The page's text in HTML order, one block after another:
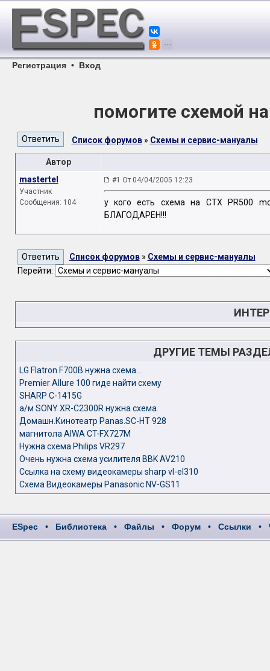
Регистрация • Вход
помогите схемой
Список форумов» Схемы и сервис-мануалы
Автор
mastertel
Участник
Сообщения: 104
#1 От 04/04/2005 12:23
у кого есть схема на CTX PR500
БЛАГОДАРЕН!!!
Список форумов» Схемы и сервис-мануалы
Перейти:
ДРУГИЕ ТЕМЫ
LG Flatron F700B нужна схема...
Premier Allure 100 гиде найти схему
SHARP C-1415G
а/м SONY XR-C2300R нужна схема.
Домашн.Кинотеатр Panas.SC-HT 928
магнитола AIWA CT-FX727M
Нужна схема Philips VR297
Очень нужна схема усилителя BBK AV210
Ссылка на схему видеокамеры sharp vl-el310
Схема Видеокамеры Panasonic NV-GS11
ESpec • Библиотека • Файлы • Форум • Ссылки •